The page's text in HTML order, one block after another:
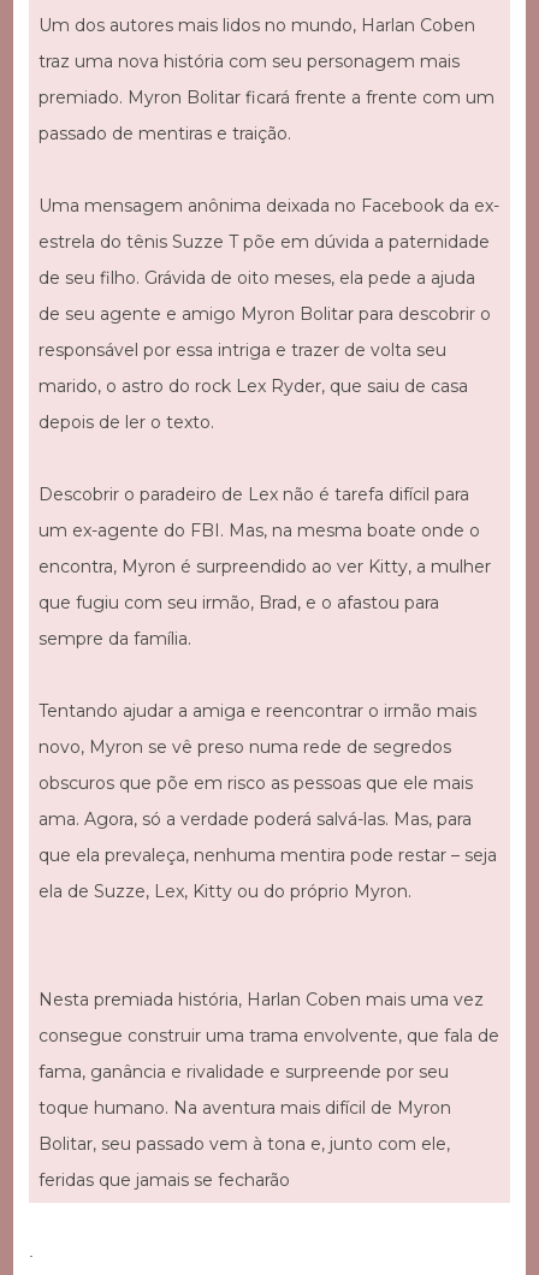
Um dos autores mais lidos no mundo, Harlan Coben
traz uma nova história com seu personagem mais
premiado. Myron Bolitar ficará frente a frente com um
passado de mentiras e traição.
Uma mensagem anônima deixada no Facebook da ex-
estrela do tênis Suzze T põe em dúvida a paternidade
de seu filho. Grávida de oito meses, ela pede a ajuda
de seu agente e amigo Myron Bolitar para descobrir o
responsável por essa intriga e trazer de volta seu
marido, o astro do rock Lex Ryder, que saiu de casa
depois de ler o texto.
Descobrir o paradeiro de Lex não é tarefa difícil para
um ex-agente do FBI. Mas, na mesma boate onde o
encontra, Myron é surpreendido ao ver Kitty, a mulher
que fugiu com seu irmão, Brad, e o afastou para
sempre da família.
Tentando ajudar a amiga e reencontrar o irmão mais
novo, Myron se vê preso numa rede de segredos
obscuros que põe em risco as pessoas que ele mais
ama. Agora, só a verdade poderá salvá-las. Mas, para
que ela prevaleça, nenhuma mentira pode restar – seja
ela de Suzze, Lex, Kitty ou do próprio Myron.
Nesta premiada história, Harlan Coben mais uma vez
consegue construir uma trama envolvente, que fala de
fama, ganância e rivalidade e surpreende por seu
toque humano. Na aventura mais difícil de Myron
Bolitar, seu passado vem à tona e, junto com ele,
feridas que jamais se fecharão
.